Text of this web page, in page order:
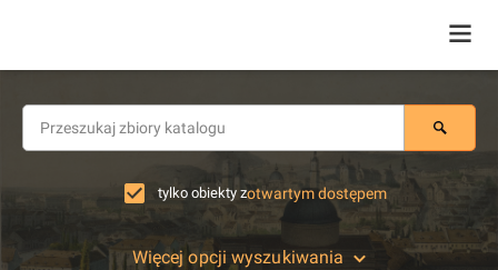
tylko obiekty zotwartym dostępem
Więcej opcji wyszukiwania